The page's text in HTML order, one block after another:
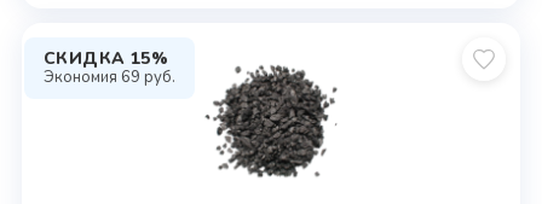
СКИДКА 15%
Экономия 69 руб.